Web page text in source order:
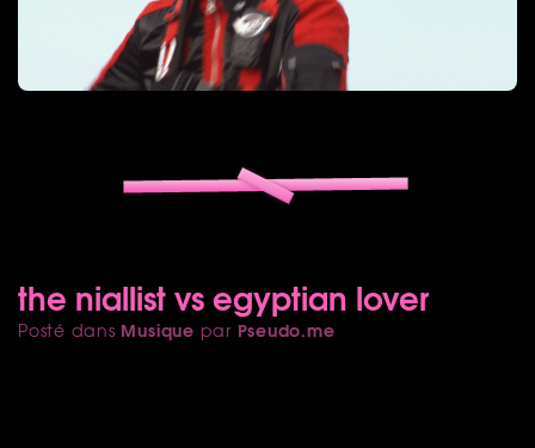
the niallist vs egyptian lover
Posté dans Musique par Pseudo.me